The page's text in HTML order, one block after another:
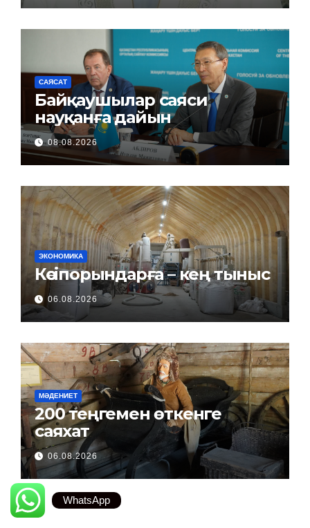
САЯСАТ
Байқаушылар саяси
науқанға дайын
08.08.2026
ЭКОНОМИКА
Кәсіпорындарға – кең тыныс
06.08.2026
МӘДЕНИЕТ
200 теңгемен өткенге
саяхат
06.08.2026
WhatsApp